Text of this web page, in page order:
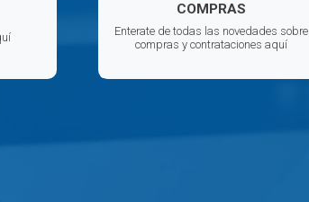
COMPRAS
Enterate de todas las novedades sobre
compras y contrataciones aquí